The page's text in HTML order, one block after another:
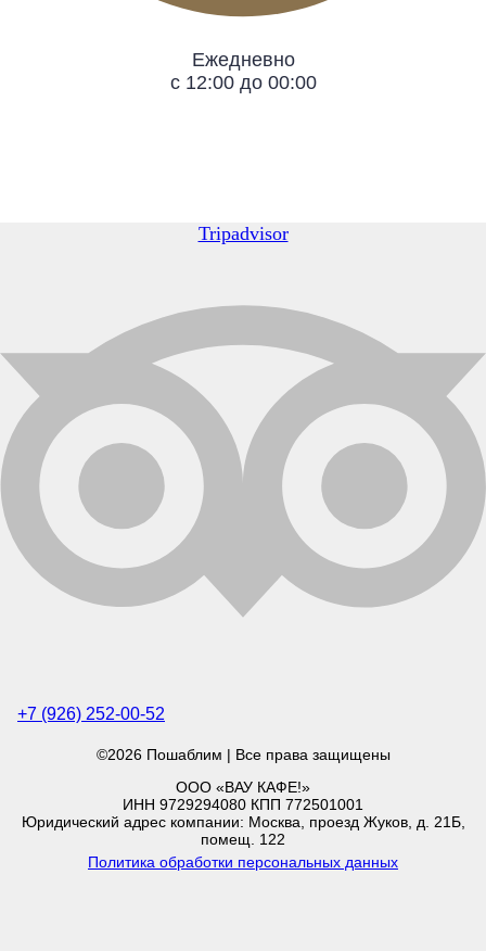
Ежедневно
с 12:00 до 00:00
Tripadvisor
+7 (926) 252-00-52
©2026 Пошаблим | Все права защищены
ООО «ВАУ КАФЕ!»
ИНН 9729294080 КПП 772501001
Юридический адрес компании: Москва, проезд Жуков, д. 21Б,
помещ. 122
Политика обработки персональных данных